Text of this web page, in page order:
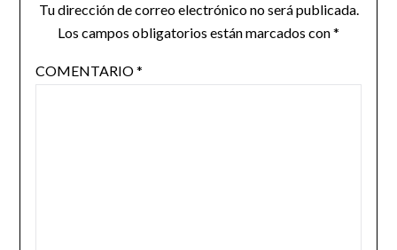
Tu dirección de correo electrónico no será publicada.
Los campos obligatorios están marcados con*
COMENTARIO*